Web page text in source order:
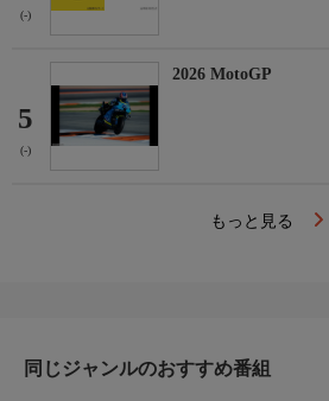
(-)
5
(-)
2026 MotoGP
もっと見る
同じジャンルのおすすめ番組